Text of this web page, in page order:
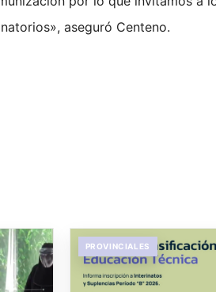
aseguró Centeno.
PROVINCIALES